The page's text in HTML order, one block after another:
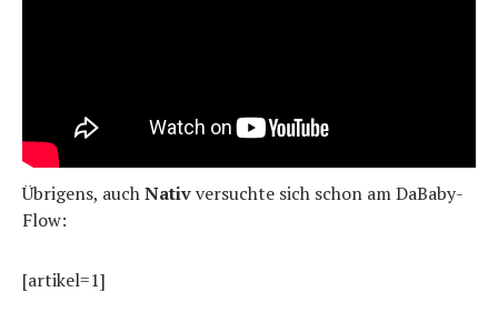
Übrigens, auchNativversuchte sich schon am DaBaby-
Flow:
[artikel=1]